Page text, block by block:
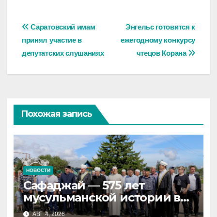
Навигация
по
записям
Энгельс готовится к
ежегодному конкурсу
чтецов Корана
Саратовский имам
принял участие в
депутатских слушаниях
Похожая запись
НОВОСТИ
Сафаджай — 575 лет
мусульманской истории в
самой сердцевине России
АВГ 4, 2026